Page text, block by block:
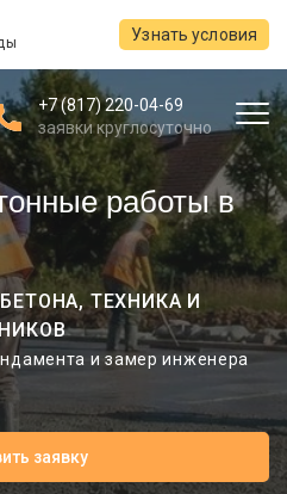
Узнать условия
+7 (817) 220-04-69
заявки круглосуточно
работы в
ТЕХНИКА И
и замер инженера
заявку